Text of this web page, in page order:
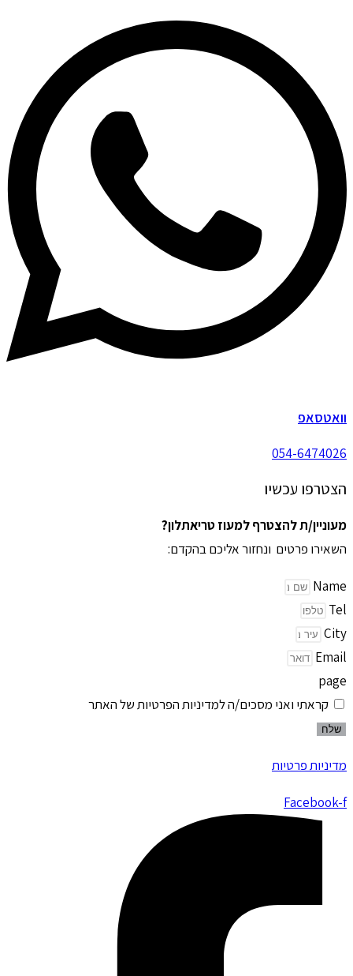
וואטסאפ
054-6474026
הצטרפו עכשיו
מעוניין/ת להצטרף למעוז טריאתלון?
השאירו פרטים ונחזור אליכם בהקדם:
Name
Tel
City
Email
page
קראתי ואני מסכים/ה למדיניות הפרטיות של האתר
שלח
מדיניות פרטיות
Facebook-f